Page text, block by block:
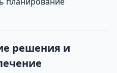
решения и